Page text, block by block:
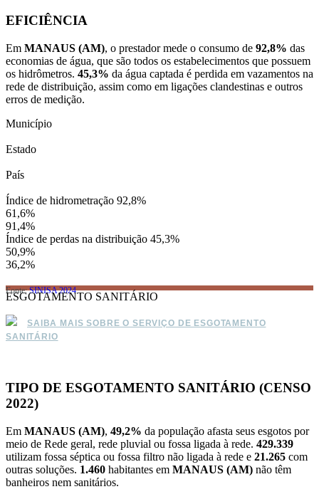
EFICIÊNCIA
Em MANAUS (AM), o prestador mede o consumo de 92,8% das
economias de água, que são todos os estabelecimentos que possuem
os hidrômetros. 45,3% da água captada é perdida em vazamentos na
rede de distribuição, assim como em ligações clandestinas e outros
erros de medição.
Município
Estado
País
Índice de hidrometração 92,8%
61,6%
91,4%
Índice de perdas na distribuição 45,3%
50,9%
36,2%
Fonte:SINISA 2024
ESGOTAMENTO SANITÁRIO
SAIBA MAIS SOBRE O SERVIÇO DE ESGOTAMENTO
SANITÁRIO
TIPO DE ESGOTAMENTO SANITÁRIO (CENSO
2022)
Em MANAUS (AM), 49,2% da população afasta seus esgotos por
meio de Rede geral, rede pluvial ou fossa ligada à rede. 429.339
utilizam fossa séptica ou fossa filtro não ligada à rede e 21.265 com
outras soluções. 1.460 habitantes em MANAUS (AM) não têm
banheiros nem sanitários.